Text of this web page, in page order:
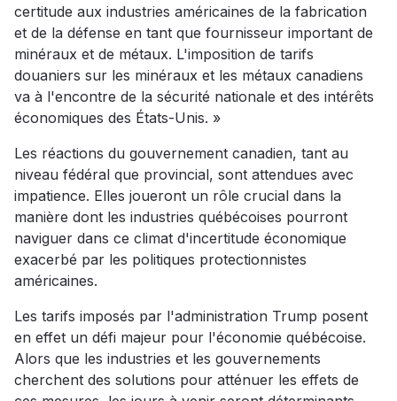
certitude aux industries américaines de la fabrication
et de la défense en tant que fournisseur important de
minéraux et de métaux. L'imposition de tarifs
douaniers sur les minéraux et les métaux canadiens
va à l'encontre de la sécurité nationale et des intérêts
économiques des États-Unis. »
Les réactions du gouvernement canadien, tant au
niveau fédéral que provincial, sont attendues avec
impatience. Elles joueront un rôle crucial dans la
manière dont les industries québécoises pourront
naviguer dans ce climat d'incertitude économique
exacerbé par les politiques protectionnistes
américaines.
Les tarifs imposés par l'administration Trump posent
en effet un défi majeur pour l'économie québécoise.
Alors que les industries et les gouvernements
cherchent des solutions pour atténuer les effets de